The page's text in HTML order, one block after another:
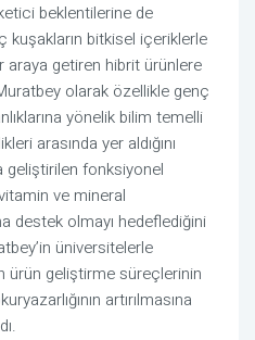
beklentilerine de
kuşakların bitkisel içeriklerle
araya getiren hibrit ürünlere
olarak özellikle genç
yönelik bilim temelli
arasında yer aldığını
geliştirilen fonksiyonel
ve mineral
destek olmayı hedeflediğini
üniversitelerle
ürün geliştirme süreçlerinin
artırılmasına